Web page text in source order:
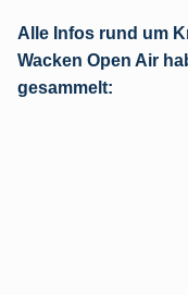
Alle Infos rund um
Wacken Open Air
gesammelt: